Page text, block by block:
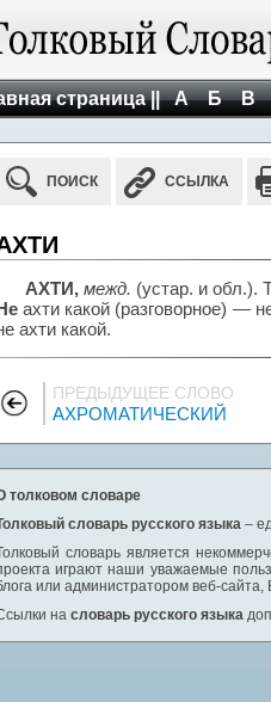
страница || А Б В
ПОИСК ССЫЛКА
АХТИ, межд. (устар. и обл.).
ахти какой (разговорное) —
ахти какой.
ПРЕДЫДУЩЕЕ СЛОВО
АХРОМАТИЧЕСКИЙ
толковом словаре
словарь русского языка –
словарь является
играют наши уважаемые
или администратором веб-
на словарь русского языка